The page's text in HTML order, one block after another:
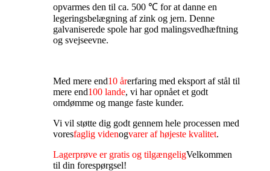
opvarmes den til ca. 500 ℃ for at danne en
legeringsbelægning af zink og jern. Denne
galvaniserede spole har god malingsvedhæftning
og svejseevne.
Med mere end10 årerfaring med eksport af stål til
mere end100 lande, vi har opnået et godt
omdømme og mange faste kunder.
Vi vil støtte dig godt gennem hele processen med
voresfaglig videnogvarer af højeste kvalitet.
Lagerprøve er gratis og tilgængeligVelkommen
til din forespørgsel!